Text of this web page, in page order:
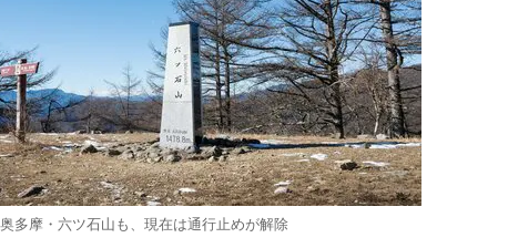
奥多摩・六ツ石山も、現在は通行止めが解除